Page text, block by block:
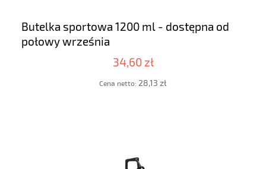
Butelka sportowa 1200 ml - dostępna od
połowy września
34,60 zł
Cena netto: 28,13 zł